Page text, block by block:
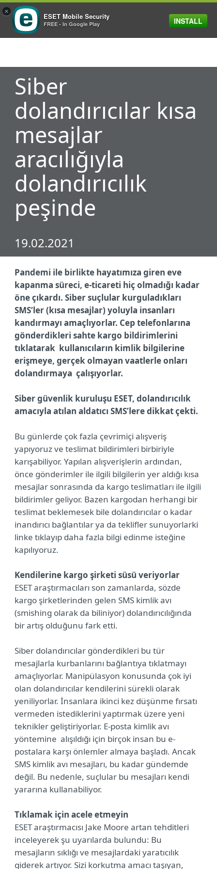
MENU
Siber
dolandırıcılar kısa
mesajlar
aracılığıyla
dolandırıcılık
peşinde
19.02.2021
Pandemi ile birlikte hayatımıza giren eve
kapanma süreci, e-ticareti hiç olmadığı kadar
öne çıkardı. Siber suçlular kurguladıkları
SMS‘ler (kısa mesajlar) yoluyla insanları
kandırmayı amaçlıyorlar. Cep telefonlarına
gönderdikleri sahte kargo bildirimlerini
tıklatarak kullanıcıların kimlik bilgilerine
erişmeye, gerçek olmayan vaatlerle onları
dolandırmaya çalışıyorlar.
Siber güvenlik kuruluşu ESET, dolandırıcılık
amacıyla atılan aldatıcı SMS’lere dikkat çekti.
Bu günlerde çok fazla çevrimiçi alışveriş
yapıyoruz ve teslimat bildirimleri birbiriyle
karışabiliyor. Yapılan alışverişlerin ardından,
önce gönderimler ile ilgili bilgilerin yer aldığı kısa
mesajlar sonrasında da kargo teslimatları ile ilgili
bildirimler geliyor. Bazen kargodan herhangi bir
teslimat beklemesek bile dolandırıcılar o kadar
inandırıcı bağlantılar ya da teklifler sunuyorlarki
linke tıklayıp daha fazla bilgi edinme isteğine
kapılıyoruz.
Kendilerine kargo şirketi süsü veriyorlar
ESET araştırmacıları son zamanlarda, sözde
kargo şirketlerinden gelen SMS kimlik avı
(smishing olarak da biliniyor) dolandırıcılığında
bir artış olduğunu fark etti.
Siber dolandırıcılar gönderdikleri bu tür
mesajlarla kurbanlarını bağlantıya tıklatmayı
amaçlıyorlar. Manipülasyon konusunda çok iyi
olan dolandırıcılar kendilerini sürekli olarak
yeniliyorlar. İnsanlara ikinci kez düşünme fırsatı
vermeden istediklerini yaptırmak üzere yeni
teknikler geliştiriyorlar. E-posta kimlik avı
yöntemine alışıldığı için birçok insan bu e-
postalara karşı önlemler almaya başladı. Ancak
SMS kimlik avı mesajları, bu kadar gündemde
değil. Bu nedenle, suçlular bu mesajları kendi
yararına kullanabiliyor.
Tıklamak için acele etmeyin
ESET araştırmacısı Jake Moore artan tehditleri
inceleyerek şu uyarılarda bulundu: Bu
mesajların sıklığı ve mesajlardaki yaratıcılık
giderek artıyor. Sizi korkutma amacı taşıyan,
×
ESET Mobile Security
FREE - In Google Play INSTALL